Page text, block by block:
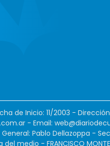
de Inicio: 11/2003 -
- Email:
Pablo Dellazoppa -
medio - FRANCISCO